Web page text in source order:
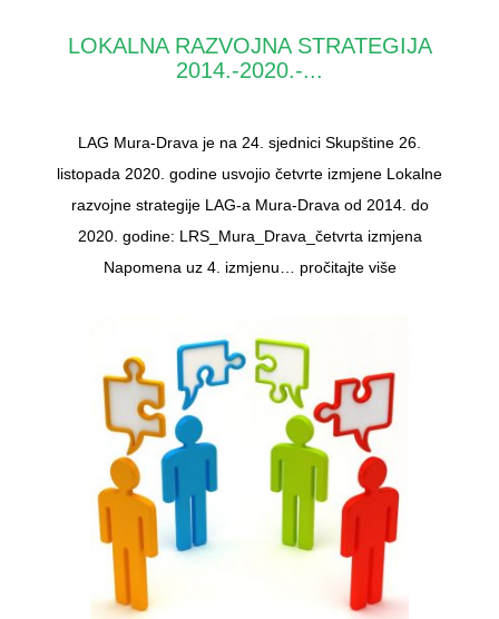
LOKALNA RAZVOJNA STRATEGIJA
2014.-2020.-...
LAG Mura-Drava je na 24. sjednici Skupštine 26.
listopada 2020. godine usvojio četvrte izmjene Lokalne
razvojne strategije LAG-a Mura-Drava od 2014. do
2020. godine: LRS_Mura_Drava_četvrta izmjena
Napomena uz 4. izmjenu… pročitajte više